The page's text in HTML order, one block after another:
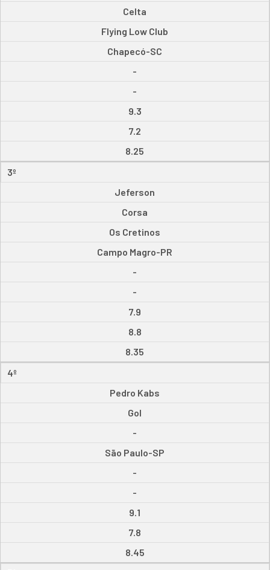
Celta
Flying Low Club
Chapecó-SC
-
-
9.3
7.2
8.25
3º
Jeferson
Corsa
Os Cretinos
Campo Magro-PR
-
-
7.9
8.8
8.35
4º
Pedro Kabs
Gol
-
São Paulo-SP
-
-
9.1
7.8
8.45